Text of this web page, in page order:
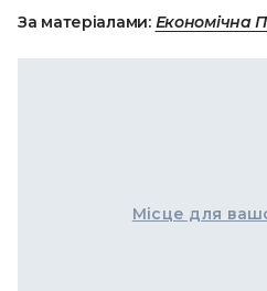
За матеріалами: Економічна
Місце для